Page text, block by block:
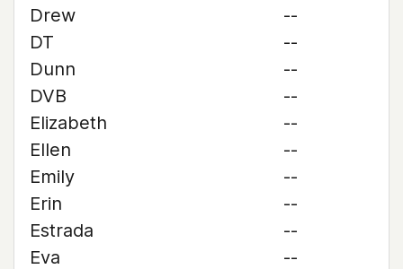
Drew
--
DT
--
Dunn
--
DVB
--
Elizabeth
--
Ellen
--
Emily
--
Erin
--
Estrada
--
Eva
--